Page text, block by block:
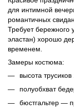
для интимной
романтичных
Требует бережного
эластан) хорошо
временем.
Замеры костюма:
высота
полуобхват
бюстгальтер —